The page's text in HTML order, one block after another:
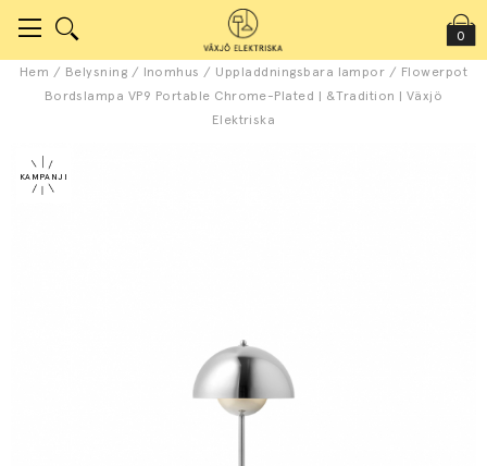
0
Hem / Belysning / Inomhus / Uppladdningsbara lampor / Flowerpot
Bordslampa VP9 Portable Chrome-Plated | &Tradition | Växjö
Elektriska